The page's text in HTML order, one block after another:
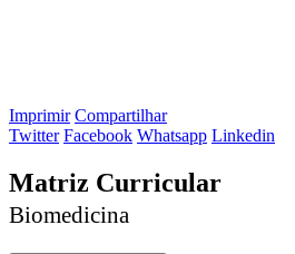
Imprimir Compartilhar
Twitter Facebook Whatsapp Linkedin
Matriz Curricular
Biomedicina